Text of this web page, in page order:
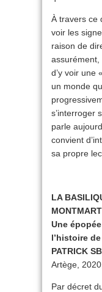
À travers ce
voir les
raison de
d’y voir une
un monde
s’interroger
parle
convient
sa propre
LA
Une
l’histoire
PATRICK
Artège,
Par décret